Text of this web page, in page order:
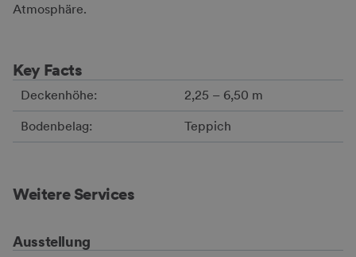
Atmosphäre.
Key Facts
Deckenhöhe: 2,25 – 6,50 m
Bodenbelag: Teppich
Weitere Services
Ausstellung